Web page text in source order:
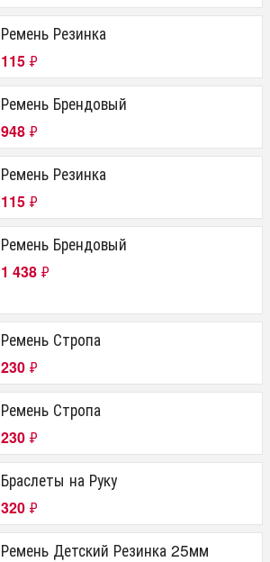
Ремень Резинка
115 ₽
Ремень Брендовый
948 ₽
Ремень Резинка
115 ₽
Ремень Брендовый
1 438 ₽
Ремень Стропа
230 ₽
Ремень Стропа
230 ₽
Браслеты на Руку
320 ₽
Ремень Детский Резинка 25мм